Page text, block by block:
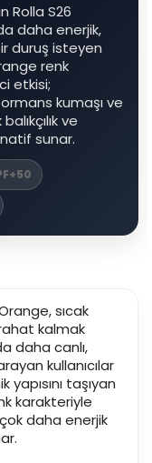
Rolla S26
daha enerjik,
duruş isteyen
renk
etkisi;
kumaşı ve
ve
sunar.
sıcak
kalmak
daha canlı,
kullanıcılar
taşıyan
karakteriyle
daha enerjik